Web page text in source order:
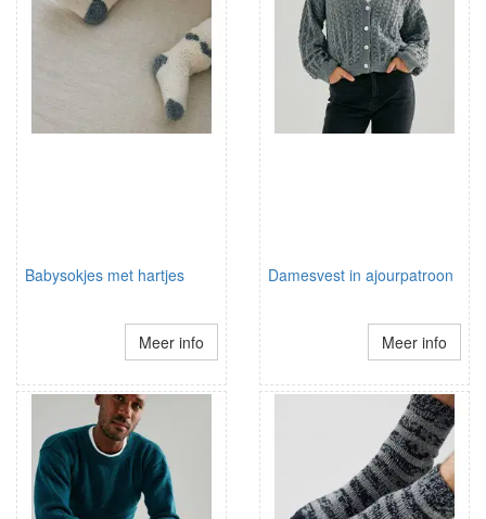
Babysokjes met hartjes
Meer info
Damesvest in ajourpatroon
Meer info